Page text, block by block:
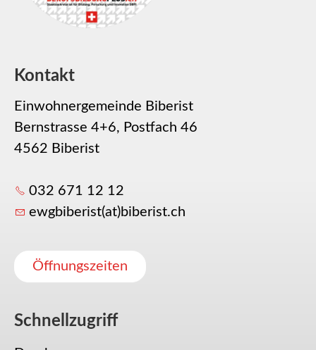
Kontakt
Einwohnergemeinde Biberist
Bernstrasse 4+6, Postfach 46
4562 Biberist
032 671 12 12
ewgbiberist(at)biberist.ch
Öffnungszeiten
Schnellzugriff